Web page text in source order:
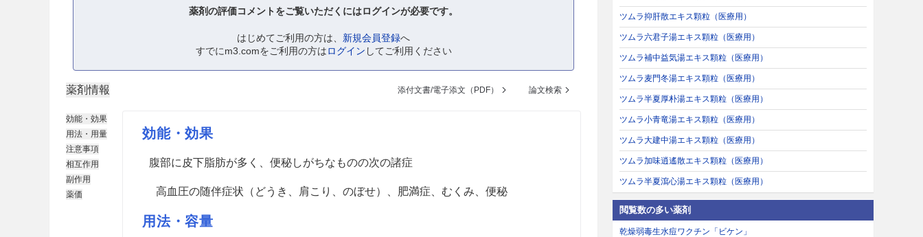
薬剤の評価コメントをご覧いただくにはログインが必要です。
はじめてご利用の方は、 新規会員登録へ
すでにm3.comをご利用の方はログイン してご利用ください
薬剤情報 添付文書/電子添文（PDF） 論文検索
効能・効果
用法・用量
注意事項
相互作用
副作用
薬価
効能・効果
腹部に皮下脂肪が多く、便秘しがちなものの次の諸症
高血圧の随伴症状（どうき、肩こり、のぼせ）、肥満症、むくみ、便秘
用法・容量
ツムラ抑肝散エキス顆粒（医療用）
ツムラ六君子湯エキス顆粒（医療用）
ツムラ補中益気湯エキス顆粒（医療用）
ツムラ麦門冬湯エキス顆粒（医療用）
ツムラ半夏厚朴湯エキス顆粒（医療用）
ツムラ小青竜湯エキス顆粒（医療用）
ツムラ大建中湯エキス顆粒（医療用）
ツムラ加味逍遙散エキス顆粒（医療用）
ツムラ半夏瀉心湯エキス顆粒（医療用）
閲覧数の多い薬剤
乾燥弱毒生水痘ワクチン「ビケン」